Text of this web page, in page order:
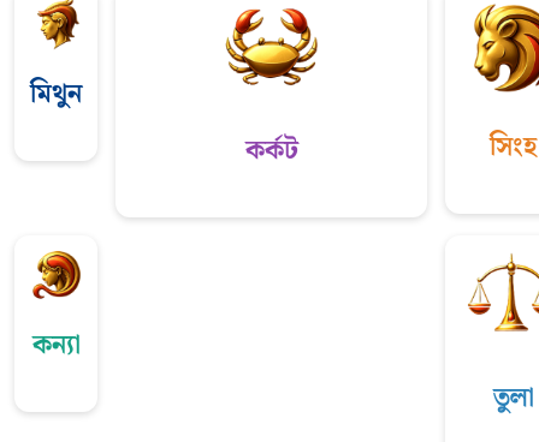
মিথুন
কর্কট
সিংহ
কন্যা
তুলা